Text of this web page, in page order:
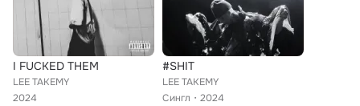
I FUCKED THEM
LEE TAKEMY
2024
#SHIT
LEE TAKEMY
Сингл
2024